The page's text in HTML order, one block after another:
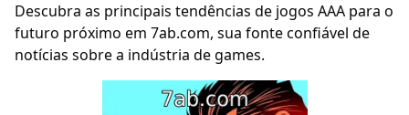
Descubra as principais tendências de jogos AAA para o
futuro próximo em 7ab.com, sua fonte confiável de
notícias sobre a indústria de games.